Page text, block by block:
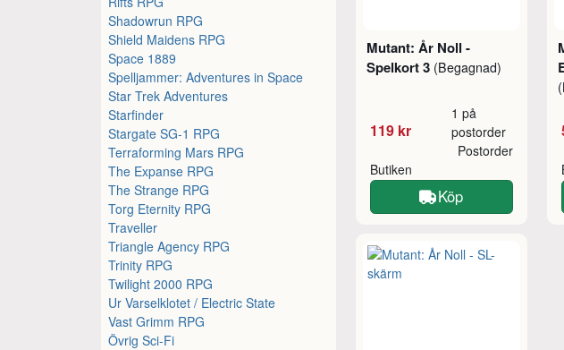
Shadowrun RPG
Shield Maidens RPG
Space 1889
Spelljammer: Adventures in Space
Star Trek Adventures
Starfinder
Stargate SG-1 RPG
Terraforming Mars RPG
The Expanse RPG
The Strange RPG
Torg Eternity RPG
Traveller
Triangle Agency RPG
Trinity RPG
Twilight 2000 RPG
Ur Varselklotet / Electric State
Vast Grimm RPG
Övrig Sci-Fi
Mutant: År Noll -
Spelkort 3 (Begagnad)
119 kr
1 på
postorder
Butiken
Postorder
Köp